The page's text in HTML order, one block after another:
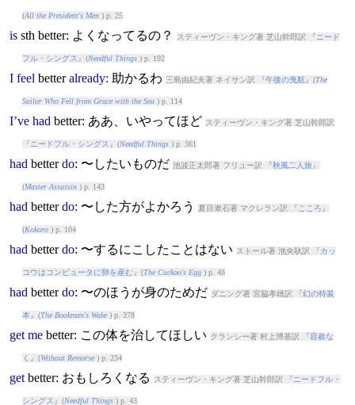
(All the President's Men) p. 25
issth better: よくなってるの？ スティーヴン・キング著 芝山幹郎訳 『 ニード
フル・シングス 』(Needful Things) p. 192
I feel better already: 助かるわ 三島由紀夫著 ネイサン訳 『午後の曳航 』(The
Sailor Who Fell from Grace with the Sea) p. 114
I’ve had better: ああ、いやってほど スティーヴン・キング著 芝山幹郎訳
『 ニードフル・シングス 』(Needful Things) p. 361
had better do: 〜したいものだ 池波正太郎著 フリュー訳 『秋風二人旅』
(Master Assassin) p. 143
had better do: 〜した方がよかろう 夏目漱石著 マクレラン訳 『 こころ 』
(Kokoro) p. 104
had better do: 〜するにこしたことはない ストール著 池央耿訳 『カッ
コウはコンピュータに卵を産む』(The Cuckoo's Egg) p. 48
had better do: 〜のほうが身のためだ ダニング著 宮脇孝雄訳 『幻の特装
本』(The Bookman's Wake) p. 378
get me better: この体を治してほしい クランシー著 村上博基訳 『容赦な
く 』(Without Remorse) p. 234
get better: おもしろくなる スティーヴン・キング著 芝山幹郎訳 『 ニードフル・
シングス 』(Needful Things) p. 43